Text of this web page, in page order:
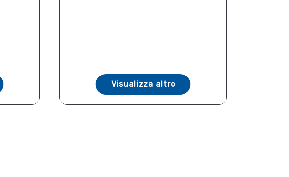
Visualizza altro